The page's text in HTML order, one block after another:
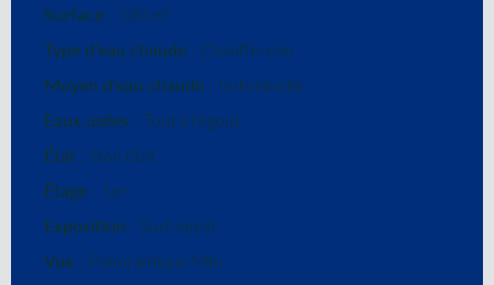
Surface 130 m²
Type d'eau chaude Chauffe-eau
Moyen d'eau chaude Individuelle
Eaux usées Tout à l'égout
État Bon état
Étage 1er
Exposition Sud-ouest
Vue Panoramique Ville